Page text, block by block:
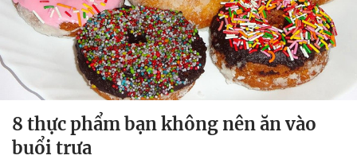
8 thực phẩm bạn không nên ăn vào
buổi trưa